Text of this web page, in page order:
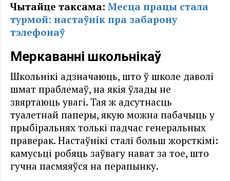
Чытайце таксама: Месца працы стала
турмой: настаўнік пра забарону
тэлефонаў
Меркаванні школьнікаў
Школьнікі адзначаюць, што ў школе даволі
шмат праблемаў, на якія ўлады не
звяртаюць увагі. Тая ж адсутнасць
туалетнай паперы, якую можна пабачыць у
прыбіральнях толькі падчас генеральных
праверак. Настаўнікі сталі больш жорсткімі:
камусьці робяць заўвагу нават за тое, што
гучна пасмяяўся на перапынку.